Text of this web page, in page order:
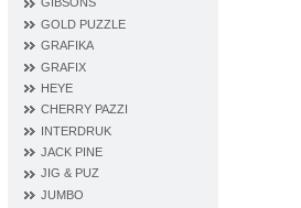
GOLD PUZZLE
GRAFIKA
GRAFIX
HEYE
CHERRY PAZZI
INTERDRUK
JACK PINE
JIG & PUZ
JUMBO